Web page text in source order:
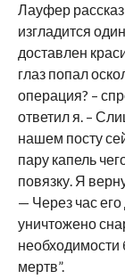
Лауфер
изгладится
доставлен
глаз попал
операция? –
ответил я. –
нашем посту
пару капель
повязку. Я
— Через час
уничтожено
необходимости
мертв”.